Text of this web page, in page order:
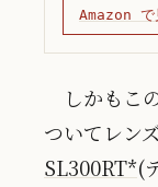
Amazon
しかもこ
ついてレン
SL300RT*(